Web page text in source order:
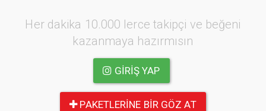
Her dakika 10.000 lerce takipçi ve beğeni
kazanmaya hazırmısın
GIRIŞ YAP
PAKETLERINE BIR GÖZ AT